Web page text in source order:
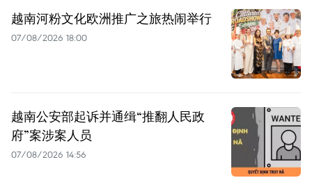
越南河粉文化欧洲推广之旅热闹举行
07/08/2026 18:00
越南公安部起诉并通缉“推翻人民政
府”案涉案人员
07/08/2026 14:56